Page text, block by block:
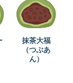
抹茶大福
（つぶあ
ん）